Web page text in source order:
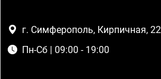
г. Симферополь, Кирпичная, 22
Пн-Сб | 09:00 - 19:00